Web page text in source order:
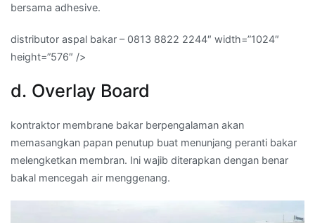
bersama adhesive.
distributor aspal bakar – 0813 8822 2244″ width=”1024″
height=”576″ />
d. Overlay Board
kontraktor membrane bakar berpengalaman akan
memasangkan papan penutup buat menunjang peranti bakar
melengketkan membran. Ini wajib diterapkan dengan benar
bakal mencegah air menggenang.